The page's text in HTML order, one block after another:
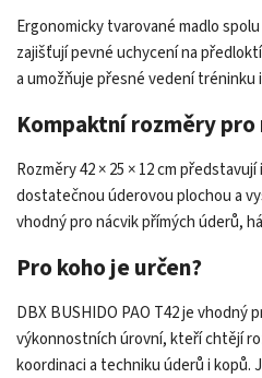
Ergonomicky tvarované madlo
zajišťují pevné uchycení na
a umožňuje přesné vedení
Kompaktní rozměry
Rozměry 42 × 25 × 12 cm
dostatečnou úderovou plochou a
vhodný pro nácvik přímých úderů,
Pro koho je určen?
DBX BUSHIDO PAO T42 je
výkonnostních úrovní, kteří chtějí
koordinaci a techniku úderů i kopů.